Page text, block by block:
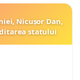
Nicușor Dan,
statului